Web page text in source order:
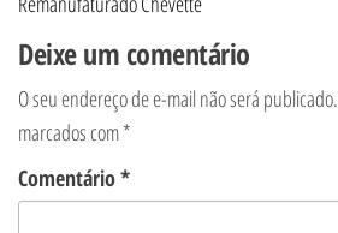
Deixe um comentário
O seu endereço de e-mail não será publicado.
marcados com*
Comentário*